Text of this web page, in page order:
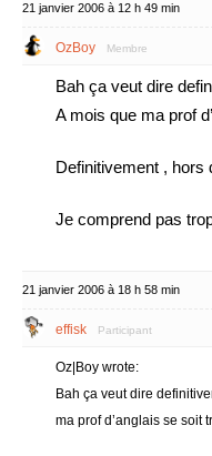
21 janvier 2006 à 12 h 49 min
OzBoy Membre
Bah ça veut dire
A mois que ma prof
Definitivement ,
Je comprend pas
21 janvier 2006 à 18 h 58 min
effisk Participant
Oz|Boy wrote:
Bah ça veut dire
ma prof d’anglais se soit